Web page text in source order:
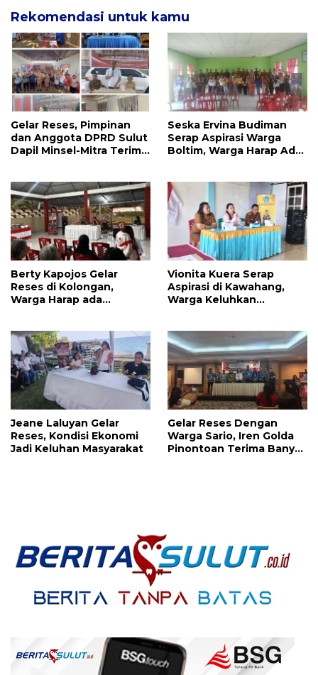
Rekomendasi untuk kamu
Gelar Reses, Pimpinan
dan Anggota DPRD Sulut
Dapil Minsel-Mitra Terima
Seska Ervina Budiman
Serap Aspirasi Warga
Boltim, Warga Harap Ada
Berty Kapojos Gelar
Reses di Kolongan,
Warga Harap ada
Vionita Kuera Serap
Aspirasi di Kawahang,
Warga Keluhkan
Jeane Laluyan Gelar
Reses, Kondisi Ekonomi
Jadi Keluhan Masyarakat
Gelar Reses Dengan
Warga Sario, Iren Golda
Pinontoan Terima Banyak